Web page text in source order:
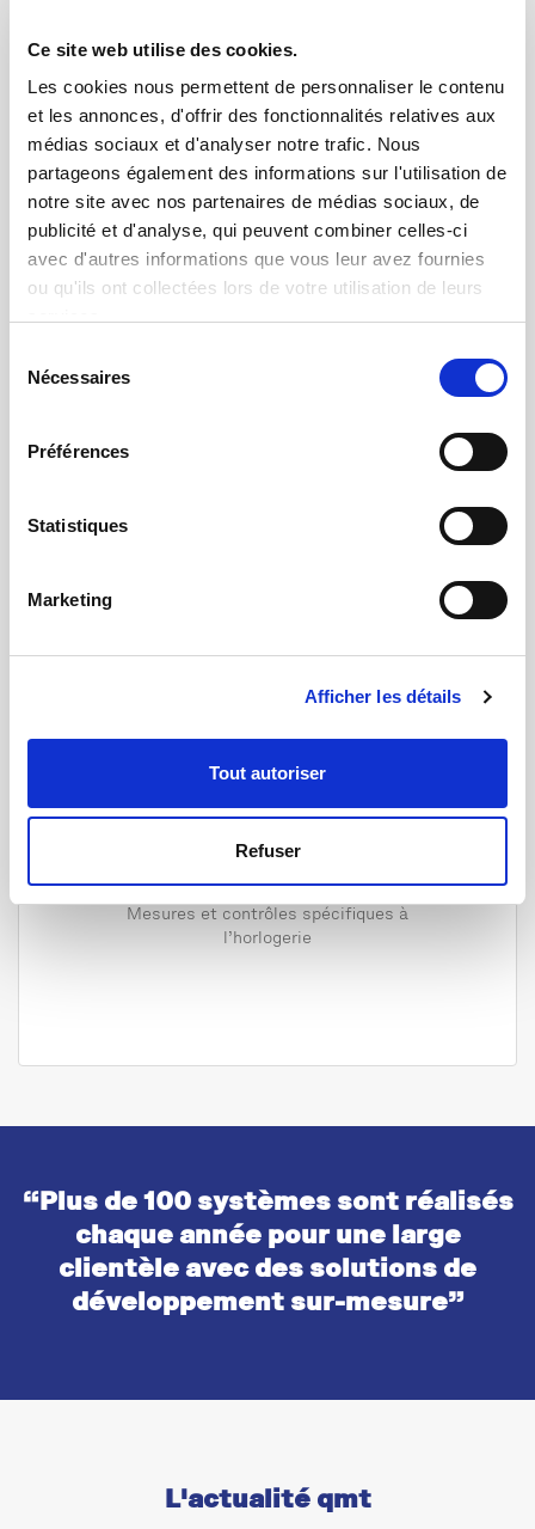
Ce site web utilise des cookies.
Les cookies nous permettent de personnaliser le contenu
et les annonces, d'offrir des fonctionnalités relatives aux
médias sociaux et d'analyser notre trafic. Nous
partageons également des informations sur l'utilisation de
notre site avec nos partenaires de médias sociaux, de
publicité et d'analyse, qui peuvent combiner celles-ci
avec d'autres informations que vous leur avez fournies
ou qu'ils ont collectées lors de votre utilisation de leurs
Nécessaires
Préférences
Statistiques
Marketing
Afficher les détails
Tout autoriser
Refuser
Mesures multi-physiques avec mécanismes
Mesures et contrôles spécifiques à
l’horlogerie
“Plus de 100 systèmes sont réalisés
chaque année pour une large
clientèle avec des solutions de
développement sur-mesure”
L'actualité qmt